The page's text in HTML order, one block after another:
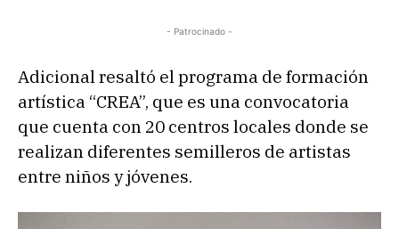
- Patrocinado -
Adicional resaltó el programa de formación
artística “CREA”, que es una convocatoria
que cuenta con 20 centros locales donde se
realizan diferentes semilleros de artistas
entre niños y jóvenes.